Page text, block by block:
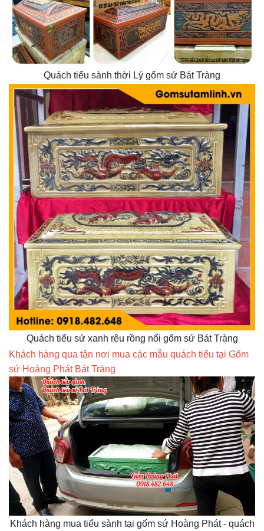
Quách tiểu sành thời Lý gốm sứ Bát Tràng
Quách tiểu sứ xanh rêu rồng nổi gốm sứ Bát Tràng
Khách hàng qua tận nơi mua các mẫu quách tiểu tại Gốm
sứ Hoàng Phát Bát Tràng
Khách hàng mua tiểu sành tại gốm sứ Hoàng Phát - quách